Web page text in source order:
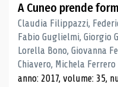
A Cuneo prende
Claudia Filippazzi,
Fabio Guglielmi, Giorgio
Lorella Bono, Giovanna
Chiavero, Michela Ferrero
anno: 2017, volume: 35,